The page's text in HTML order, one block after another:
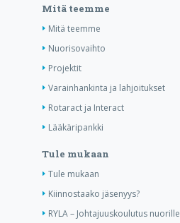
Mitä teemme
Mitä teemme
Nuorisovaihto
Projektit
Varainhankinta ja lahjoitukset
Rotaract ja Interact
Lääkäripankki
Tule mukaan
Tule mukaan
Kiinnostaako jäsenyys?
RYLA – Johtajuuskoulutus nuorille